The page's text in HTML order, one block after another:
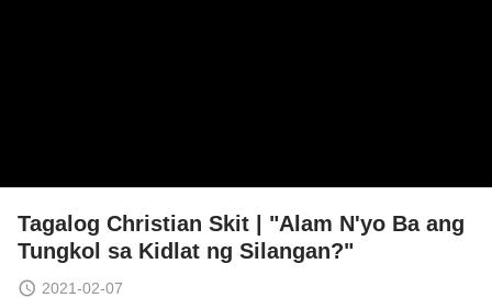
Tagalog Christian Skit | "Alam N'yo Ba ang
Tungkol sa Kidlat ng Silangan?"
2021-02-07